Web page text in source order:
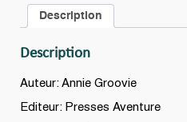
Description
Description
Auteur: Annie Groovie
Editeur: Presses Aventure